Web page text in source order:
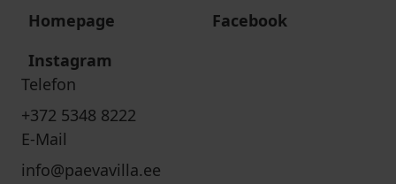
Homepage
Facebook
Instagram
Telefon
+372 5348 8222
E-Mail
info@paevavilla.ee